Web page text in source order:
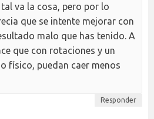
va la cosa, pero por lo
que se intente mejorar con
malo que has tenido. A
que con rotaciones y un
físico, puedan caer menos
Responder